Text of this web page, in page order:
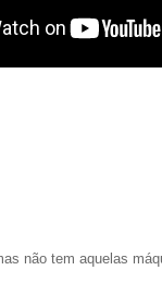
não tem aquelas